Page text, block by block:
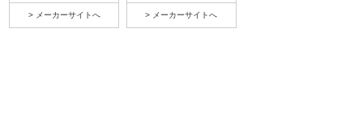
> メーカーサイトへ > メーカーサイトへ